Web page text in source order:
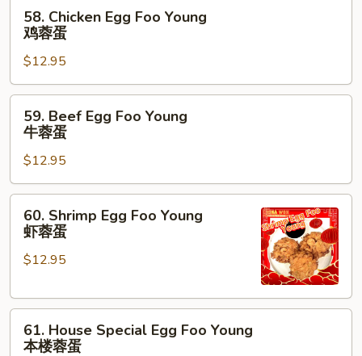
蛋
58.
Chicken
Egg
Foo
Young
鸡
58. Chicken Egg Foo Young
鸡蓉蛋
$12.95
59.
Beef
Egg
Foo
Young
牛
59. Beef Egg Foo Young
牛蓉蛋
$12.95
60.
Shrimp
Egg
Foo
虾
60. Shrimp Egg Foo Young
虾蓉蛋
$12.95
61.
House
61. House Special Egg Foo Young
本楼蓉蛋